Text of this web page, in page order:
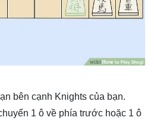
bên cạnh Knights của bạn.
1 ô về phía trước hoặc 1 ô